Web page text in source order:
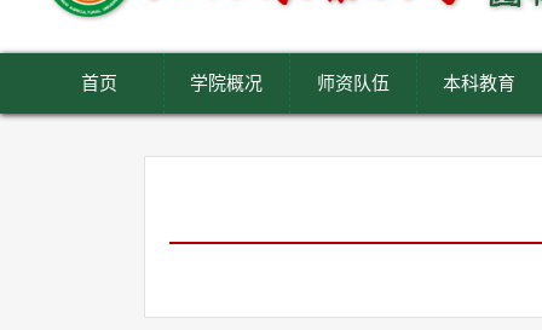
首页 学院概况 师资队伍 本科教育